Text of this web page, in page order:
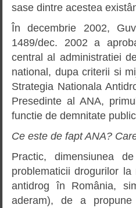
sase dintre acestea
În decembrie 2002,
1489/dec. 2002 a
central al administratiei
national, dupa criterii si
Strategia Nationala
Presedinte al ANA,
functie de demnitate
Ce este de fapt ANA?
Practic, dimensiunea
problematicii drogurilor
antidrog în România,
aderam), de a